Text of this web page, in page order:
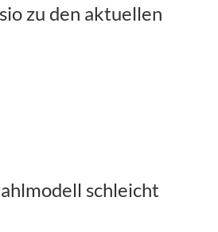
zu den aktuellen
schleicht